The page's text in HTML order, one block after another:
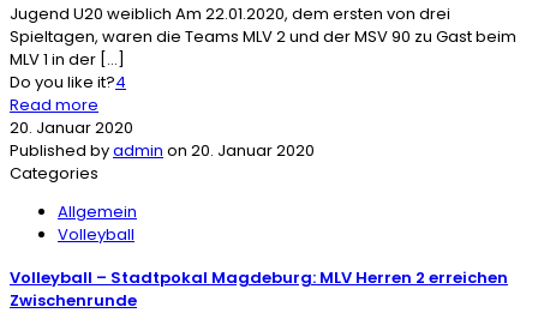
Jugend U20 weiblich Am 22.01.2020, dem ersten von drei
Spieltagen, waren die Teams MLV 2 und der MSV 90 zu Gast beim
MLV 1 in der […]
Do you like it?4
Read more
20. Januar 2020
Published byadmin on 20. Januar 2020
Categories
Allgemein
Volleyball
Volleyball – Stadtpokal Magdeburg: MLV Herren 2 erreichen
Zwischenrunde